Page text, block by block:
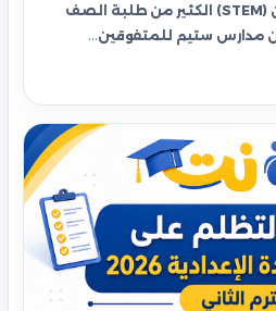
بمدارس ستيم للمتفوقين (STEM) الكثير من طلبة الصف
عن مدارس ستيم للمتفوقين…